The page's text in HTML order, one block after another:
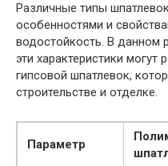
Различные типы
особенностями и
водостойкость. В данном
эти характеристики могут
гипсовой шпатлевок,
строительстве и отделке.
Параметр